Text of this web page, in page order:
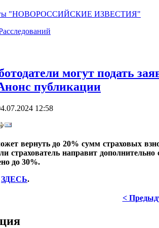
"НОВОРОССИЙСКИЕ ИЗВЕСТИЯ"
могут подать
публикации
12:58
вернуть до 20% сумм страховых
направит дополнительно
до 30%.
ЗДЕСЬ.
<